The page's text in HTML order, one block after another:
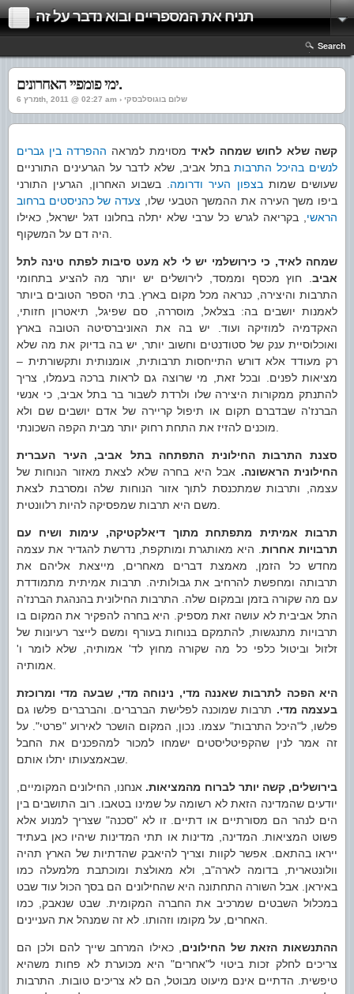
תניח את המספריים ובוא נדבר על זה
Search
ימי פומפיי האחרונים.
מרץ 6th, 2011 @ 02:27 am › שלום בוגוסלבסקי
קשה שלא לחוש שמחה לאיד מסוימת למראה ההפרדה בין גברים
לנשים בהיכל התרבותבתל אביב, שלא לדבר על הגרעינים התורניים
שעושים שמותבצפון העיר ודרומה . בשבוע האחרון, הגרעין התורני
ביפו משך העירה את ההמשך הטבעי שלו, צעדה של כהניסטים ברחוב
הראשי , בקריאה לגרש כל ערבי שלא יתלה בחלונו דגל ישראל, כאילו
שמחה לאיד, כי כירושלמי יש לי לא מעט סיבות לפתח טינה לתל
אביב . חוץ מכסף וממסד, לירושלים יש יותר מה להציע בתחומי
התרבות והיצירה, כנראה מכל מקום בארץ. בתי הספר הטובים ביותר
לאמנות יושבים בה: בצלאל, מוסררה, סם שפיגל, תיאטרון חזותי,
האקדמיה למוזיקה ועוד. יש בה את האוניברסיטה הטובה בארץ
ואוכלוסיית ענק של סטודנטים וחשוב יותר, יש בה בדיוק את מה שלא
רק מעודד אלא דורש התייחסות תרבותית, אומנותית ותקשורתית –
מציאות לפנים. ובכל זאת, מי שרוצה גם לראות ברכה בעמלו, צריך
להתנתק ממקורות היצירה שלו ולרדת לשבור בר בתל אביב, כי אנשי
הברנז'ה שבדברם תקום או תיפול קריירה של אדם יושבים שם ולא
סצנת התרבות החילונית התפתחה בתל אביב, העיר העברית
החילונית הראשונה. אבל היא בחרה שלא לצאת מאזור הנוחות של
עצמה, ותרבות שמתכנסת לתוך אזור הנוחות שלה ומסרבת לצאת
תרבות אמיתית מתפתחת מתוך דיאלקטיקה, עימות ושיח עם
תרבויות אחרות. היא מאותגרת ומותקפת, נדרשת להגדיר את עצמה
מחדש כל הזמן, מאמצת דברים מאחרים, מייצאת אליהם את
תרבותה ומחפשת להרחיב את גבולותיה. תרבות אמיתית מתמודדת
עם מה שקורה בזמן ובמקום שלה. התרבות החילונית בהנהגת הברנז'ה
התל אביבית לא עושה זאת מספיק. היא בחרה להפקיר את המקום בו
תרבויות מתנגשות, להתמקם בנוחות בעורף ומשם לייצר רעיונות של
זלזול וביטול כלפי כל מה שקורה מחוץ לד' אמותיה, שלא לומר ו'
היא הפכה לתרבות שאננה מדי, נינוחה מדי, שבעה מדי ומרוכזת
בעצמה מדי. תרבות שמוכנה לפלישת הברברים. והברברים פלשו גם
פלשו, ל"היכל התרבות" עצמו. נכון, המקום הושכר לאירוע "פרטי". על
זה אמר לנין שהקפיטליסטים ישמחו למכור למהפכנים את החבל
בירושלים, קשה יותר לברוח מהמציאות. אנחנו, החילונים המקומיים,
יודעים שהמדינה הזאת לא רשומה על שמינו בטאבו. רוב התושבים בין
הים לנהר הם מסורתיים או דתיים. זו לא "סכנה" שצריך למנוע אלא
פשוט המציאות. המדינה, מדינות או תתי המדינות שיהיו כאן בעתיד
ייראו בהתאם. אפשר לקוות וצריך להיאבק שהדתיות של הארץ תהיה
וולונטארית, בדומה לארה"ב, ולא מאולצת ומוכתבת מלמעלה כמו
באיראן. אבל השורה התחתונה היא שהחילונים הם בסך הכול עוד שבט
במכלול השבטים שמרכיב את החברה המקומית. שבט שנאבק, כמו
ההתנשאות הזאת של החילונים , כאילו המרחב שייך להם ולכן הם
צריכים לחלק זכות ביטוי ל"אחרים" היא מכוערת לא פחות משהיא
טיפשית. הדתיים אינם מיעוט מבוטל, הם לא צריכים טובות. התרבות